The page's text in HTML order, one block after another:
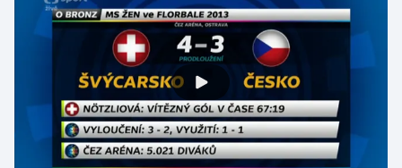
Plavání
Plážový volejbal
Ragby
Rychlobruslení